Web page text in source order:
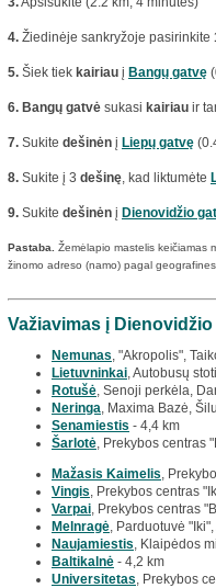
4. Žiedinėje sankryžoje pasirinkite
5. Šiek tiek kairiau į Bangų gatvę
6. Bangų gatvė sukasi kairiau ir
7. Sukite dešinėn į Liepų gatvę
8. Sukite į 3 dešinę, kad liktumėte
9. Sukite dešinėn į Dienovidžio
Pastaba. Žemėlapio mastelis keičiamas
žinomo adreso (namo) pagal
Važiavimas į
Nemunas , "Akropolis",
Lietuvninkai , Autobusų
Rotušė , Senoji perkėla,
Neringa , Maxima Bazė,
Senamiestis - 4,4 km
Šarlotė , Prekybos
Mažasis Kaimelis ,
Vingis , Prekybos centras
Varpai , Prekybos centras
Melnragė , Parduotuvė
Naujamiestis , Klaipėdos
Baltikalnė - 4,2 km
Universitetas , Prekybos